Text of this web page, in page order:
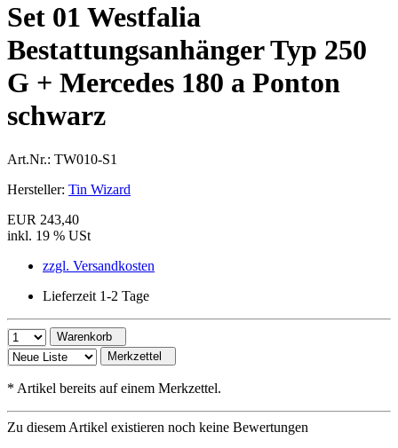
Set 01 Westfalia
Bestattungsanhänger Typ 250
G + Mercedes 180 a Ponton
schwarz
Art.Nr.: TW010-S1
Hersteller: Tin Wizard
EUR 243,40
inkl. 19 % USt
zzgl. Versandkosten
Lieferzeit 1-2 Tage
Warenkorb
Merkzettel
* Artikel bereits auf einem Merkzettel.
Zu diesem Artikel existieren noch keine Bewertungen